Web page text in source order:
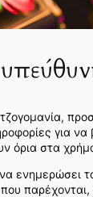
για
όρια στα
ενημερώσει